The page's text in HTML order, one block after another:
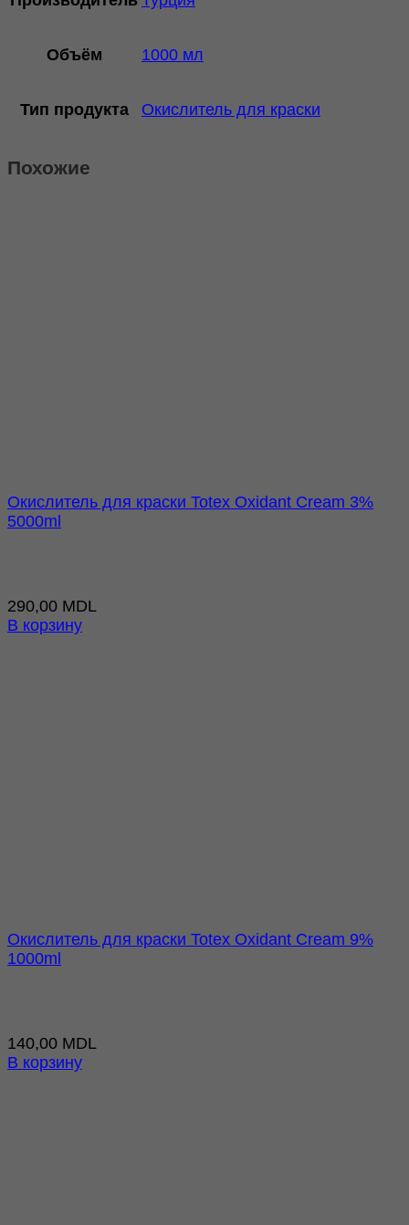
Объём 1000 мл
Тип продукта Окислитель для краски
Похожие
Окислитель для краски Totex Oxidant Cream 3%
5000ml
290,00 MDL
В корзину
Окислитель для краски Totex Oxidant Cream 9%
1000ml
140,00 MDL
В корзину